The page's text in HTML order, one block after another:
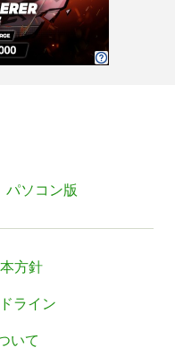
パソコン版
方針
ライン
いて